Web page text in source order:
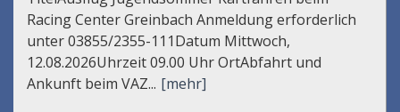
Racing Center Greinbach Anmeldung erforderlich
unter 03855/2355-111Datum Mittwoch,
12.08.2026Uhrzeit 09.00 Uhr OrtAbfahrt und
Ankunft beim VAZ... [mehr]